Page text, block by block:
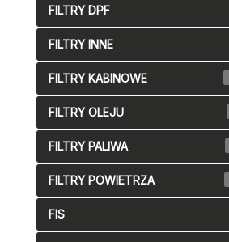
FILTRY DPF
FILTRY INNE
FILTRY KABINOWE
FILTRY OLEJU
FILTRY PALIWA
FILTRY POWIETRZA
FIS